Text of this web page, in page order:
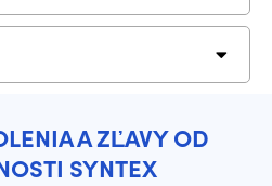
A ZĽAVY OD
SYNTEX